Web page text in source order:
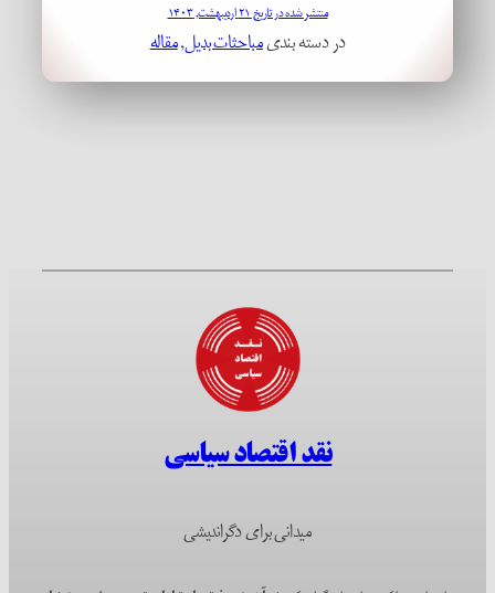
منتشر شده در تاریخ ۲۱ اردیبهشت, ۱۴۰۳
در دسته بندیمباحثات بدیل, مقاله
نقد اقتصاد سیاسی
میدانی برای دگراندیشی